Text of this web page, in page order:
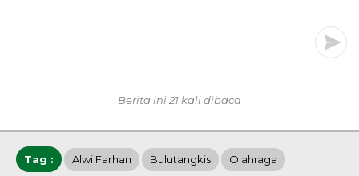
Berita ini 21 kali dibaca
Tag : Alwi Farhan Bulutangkis Olahraga